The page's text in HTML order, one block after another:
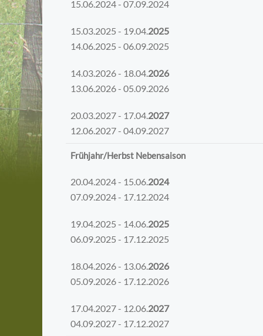
15.06.2024 - 07.09.2024
15.03.2025 - 19.04.2025
14.06.2025 - 06.09.2025
14.03.2026 - 18.04.2026
13.06.2026 - 05.09.2026
20.03.2027 - 17.04.2027
12.06.2027 - 04.09.2027
Frühjahr/Herbst Nebensaison
20.04.2024 - 15.06.2024
07.09.2024 - 17.12.2024
19.04.2025 - 14.06.2025
06.09.2025 - 17.12.2025
18.04.2026 - 13.06.2026
05.09.2026 - 17.12.2026
17.04.2027 - 12.06.2027
04.09.2027 - 17.12.2027